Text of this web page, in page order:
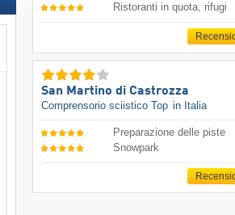
Ristoranti in quota, rifugi
San Martino di Castrozza
Comprensorio sciistico Top in Italia
Preparazione delle piste
Snowpark